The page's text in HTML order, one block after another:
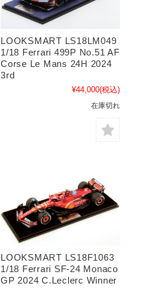
LOOKSMART LS18LM049
1/18 Ferrari 499P No.51 AF
Corse Le Mans 24H 2024
3rd
¥44,000(税込)
在庫切れ
LOOKSMART LS18F1063
1/18 Ferrari SF-24 Monaco
GP 2024 C.Leclerc Winner